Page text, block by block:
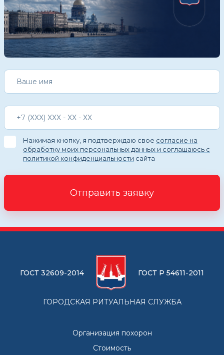
Нажимая кнопку, я подтверждаю свое согласие на
обработку моих персональных данных и соглашаюсь с
политикой конфиденциальности сайта
Отправить заявку
ГОСТ 32609-2014 ГОСТ Р 54611-2011
ГОРОДСКАЯ РИТУАЛЬНАЯ СЛУЖБА
Организация похорон
Стоимость